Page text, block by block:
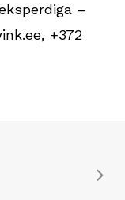
–
+372